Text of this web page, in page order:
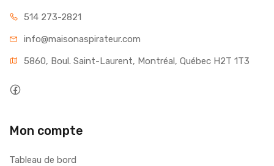
514 273-2821
info@maisonaspirateur.com
5860, Boul. Saint-Laurent, Montréal, Québec H2T 1T3
Mon compte
Tableau de bord